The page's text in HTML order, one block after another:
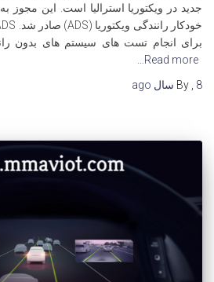
جدید در ویکتوریا استرالیا است. این
برای انجام تست های سیستم های بدون
Read more…
By
8 سال